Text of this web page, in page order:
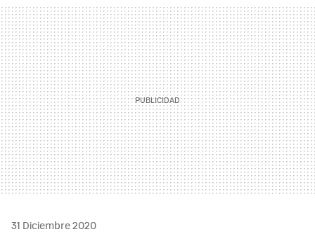
MAIL
31 Diciembre 2020